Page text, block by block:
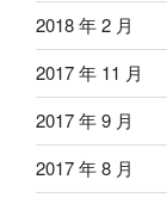
2018 年 2 月
2017 年 11 月
2017 年 9 月
2017 年 8 月